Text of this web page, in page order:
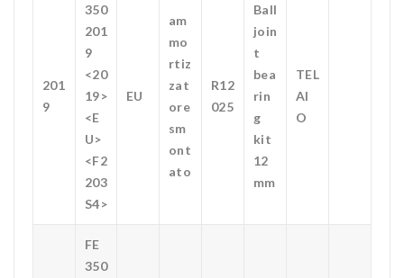
201
9
350
201
9
<20
19>
<E
U>
<F2
203
S4>
EU
am
mo
rtiz
zat
ore
sm
ont
ato
R12
025
Ball
join
t
bea
rin
g
kit
12
mm
TEL
AI
O
FE
350